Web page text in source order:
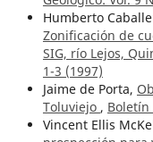
Humberto
Zonificación de
SIG, río Lejos,
1-3 (1997)
Jaime de Porta,
Toluviejo , Boletín
Vincent Ellis